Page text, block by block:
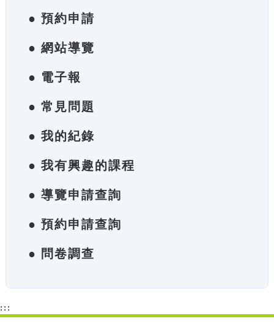
● 預約申請
● 網站導覽
● 電子報
● 常見問題
● 我的紀錄
● 我有興趣的課程
● 導覽申請查詢
● 預約申請查詢
● 問卷調查
:::